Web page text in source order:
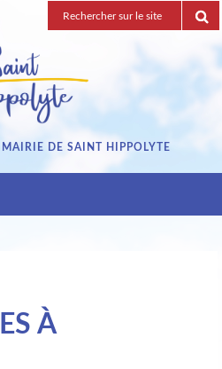
Recherche
pour
DE SAINT HIPPOLYTE
À